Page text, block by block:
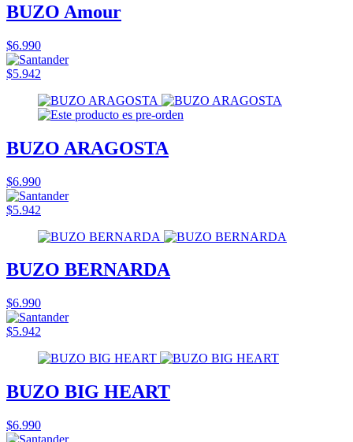
BUZO Amour
$6.990
$5.942
BUZO ARAGOSTA
$6.990
$5.942
BUZO BERNARDA
$6.990
$5.942
BUZO BIG HEART
$6.990